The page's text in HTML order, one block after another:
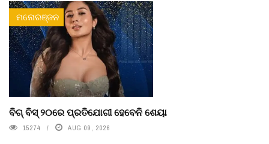
ମନୋରଞ୍ଜନ
ବିଗ୍ ବିସ୍ ୨୦ରେ ପ୍ରତିଯୋଗୀ ହେବେନି ଶେୟା
15274 AUG 09, 2026